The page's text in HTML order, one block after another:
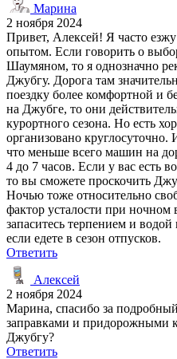
Марина
2 ноября 2024
Привет, Алексей! Я часто
опытом. Если говорить о
Шаумяном, то я однозначно
Джубгу. Дорога там
поездку более комфортной и
на Джубге, то они
курортного сезона. Но есть
организовано круглосуточно.
что меньше всего машин на
4 до 7 часов. Если у вас есть
то вы сможете проскочить
Ночью тоже относительно
фактор усталости при
запаситесь терпением и
если едете в сезон отпусков.
Ответить
Алексей
2 ноября 2024
Марина, спасибо за
заправками и придорожными
Джубгу?
Ответить